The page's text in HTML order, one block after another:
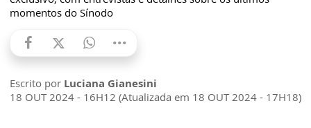
momentos do Sínodo
Escrito por Luciana Gianesini
18 OUT 2024 - 16H12 (Atualizada em 18 OUT 2024 - 17H18)